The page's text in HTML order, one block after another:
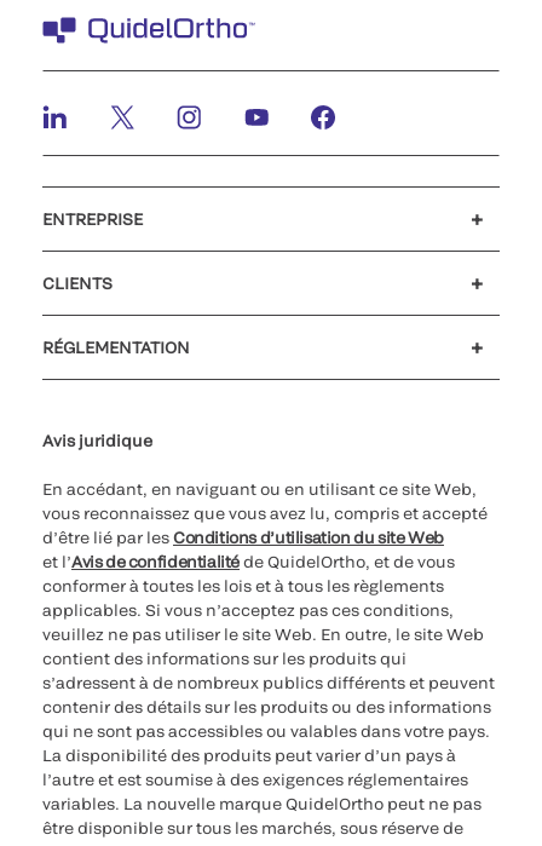
ENTREPRISE
CLIENTS
RÉGLEMENTATION
Avis juridique
En accédant, en naviguant ou en utilisant ce site Web,
vous reconnaissez que vous avez lu, compris et accepté
d’être lié par lesConditions d’utilisation du site Web
et l’Avis de confidentialitéde QuidelOrtho, et de vous
conformer à toutes les lois et à tous les règlements
applicables. Si vous n’acceptez pas ces conditions,
veuillez ne pas utiliser le site Web. En outre, le site Web
contient des informations sur les produits qui
s’adressent à de nombreux publics différents et peuvent
contenir des détails sur les produits ou des informations
qui ne sont pas accessibles ou valables dans votre pays.
La disponibilité des produits peut varier d’un pays à
l’autre et est soumise à des exigences réglementaires
variables. La nouvelle marque QuidelOrtho peut ne pas
être disponible sur tous les marchés, sous réserve de